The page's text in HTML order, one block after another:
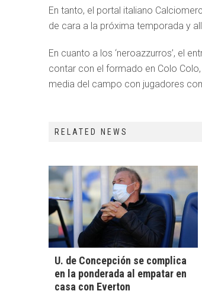
En tanto, el portal italiano
de cara a la próxima temporada y
En cuanto a los ‘neroazzurros’, el
contar con el formado en Colo
media del campo con jugadores
RELATED NEWS
U. de Concepción se complica
en la ponderada al empatar en
casa con Everton